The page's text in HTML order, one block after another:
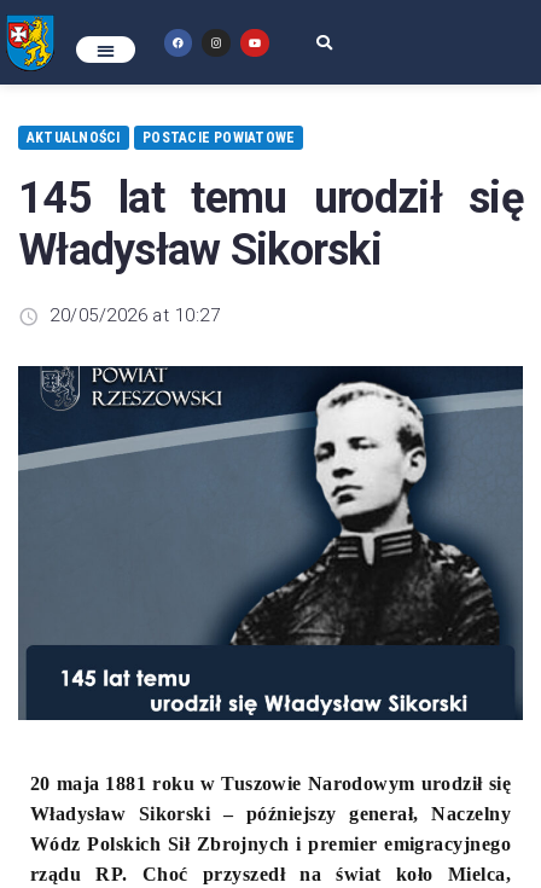
AKTUALNOŚCI POSTACIE POWIATOWE
145 lat temu urodził się
Władysław Sikorski
20/05/2026 at 10:27
20 maja 1881 roku w Tuszowie Narodowym urodził się
Władysław Sikorski – późniejszy generał, Naczelny
Wódz Polskich Sił Zbrojnych i premier emigracyjnego
rządu RP. Choć przyszedł na świat koło Mielca,